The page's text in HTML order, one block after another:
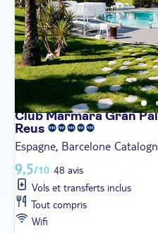
Club Marmara Gran
Reus
Espagne, Barcelone
9,5/10 48 avis
Vols et transferts inclus
Tout compris
Wifi